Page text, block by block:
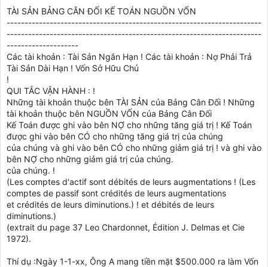
TÀI SẢN BẢNG CÂN ĐỐI KẾ TOÁN NGUỒN VỐN
-----------------------------------------------------------------------
-----------------------------------------------------------------------
--------------------
Các tài khoản : Tài Sản Ngắn Hạn ! Các tài khoản : Nợ Phải Trả
Tài Sản Dài Hạn ! Vốn Sở Hữu Chủ
!
QUI TẮC VẬN HÀNH : !
Những tài khoản thuộc bên TÀI SẢN của Bảng Cân Đối ! Những
tài khoản thuộc bên NGUỒN VỐN của Bảng Cân Đối
Kế Toán được ghi vào bên NỢ cho những tăng giá trị ! Kế Toán
được ghi vào bên CÓ cho những tăng giá trị của chúng
của chúng và ghi vào bên CÓ cho những giảm giá trị ! và ghi vào
bên NỢ cho những giảm giá trị của chúng.
của chúng. !
(Les comptes d'actif sont débités de leurs augmentations ! (Les
comptes de passif sont crédités de leurs augmentations
et crédités de leurs diminutions.) ! et débités de leurs
diminutions.)
(extrait du page 37 Leo Chardonnet, Édition J. Delmas et Cie
1972).
Thí dụ :Ngày 1-1-xx, Ông A mang tiền mặt $500.000 ra làm Vốn